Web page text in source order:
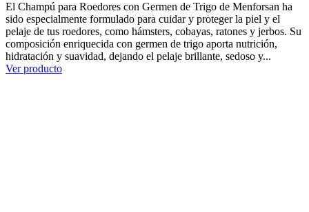
El Champú para Roedores con Germen de Trigo de Menforsan ha
sido especialmente formulado para cuidar y proteger la piel y el
pelaje de tus roedores, como hámsters, cobayas, ratones y jerbos. Su
composición enriquecida con germen de trigo aporta nutrición,
hidratación y suavidad, dejando el pelaje brillante, sedoso y...
Ver producto